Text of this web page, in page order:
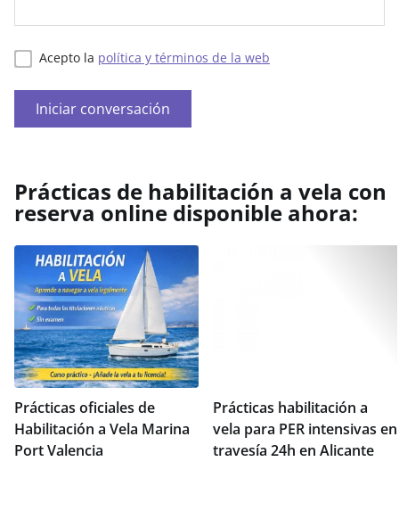
Acepto la política y términos de la web
Iniciar conversación
Prácticas de habilitación a vela con
reserva online disponible ahora:
Prácticas oficiales de
Habilitación a Vela Marina
Port Valencia
Prácticas habilitación a
vela para PER intensivas en
travesía 24h en Alicante